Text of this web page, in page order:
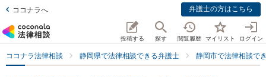
ココナラへ 弁護士の方はこちら
投稿する 探す 閲覧履歴 マイリスト ログイン
ココナラ法律相談 静岡県で法律相談できる弁護士 静岡市で法律相談で